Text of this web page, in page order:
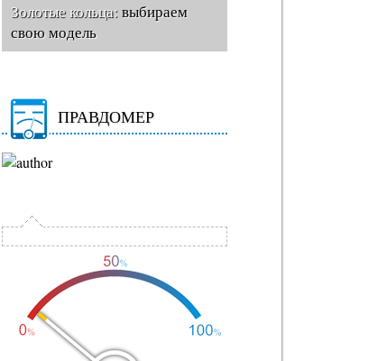
Золотые кольца:выбираем
свою модель
ПРАВДОМЕР